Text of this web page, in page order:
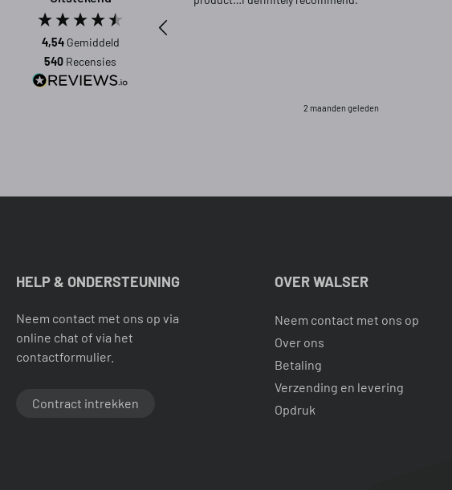
4,54 Gemiddeld
540 Recensies
2 maanden geleden
HELP & ONDERSTEUNING
Neem contact met ons op via
online chat of via het
contactformulier.
Contract intrekken
OVER WALSER
Neem contact met ons op
Over ons
Betaling
Verzending en levering
Opdruk